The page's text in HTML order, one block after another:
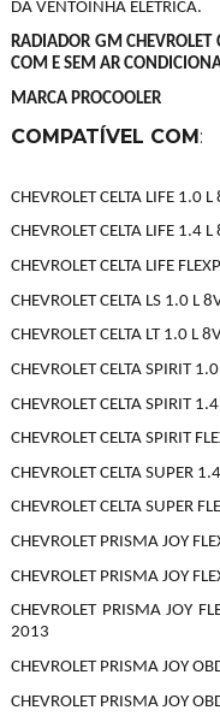
DA VENTOINHA ELÉTRICA.
RADIADOR GM
COM E SEM AR
MARCA PROCOOLER
COMPATÍVEL COM:
CHEVROLET CELTA LIFE 1.0
CHEVROLET CELTA LIFE 1.4
CHEVROLET CELTA LIFE
CHEVROLET CELTA LS 1.0 L
CHEVROLET CELTA LT 1.0 L
CHEVROLET CELTA SPIRIT
CHEVROLET CELTA SPIRIT
CHEVROLET CELTA SPIRIT
CHEVROLET CELTA SUPER
CHEVROLET CELTA SUPER
CHEVROLET PRISMA JOY
CHEVROLET PRISMA JOY
CHEVROLET PRISMA JOY
2013
CHEVROLET PRISMA JOY
CHEVROLET PRISMA JOY